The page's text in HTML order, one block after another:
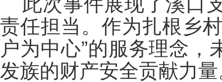
责任担当。作为扎根乡
户为中心”的服务理念
发族的财产安全贡献力